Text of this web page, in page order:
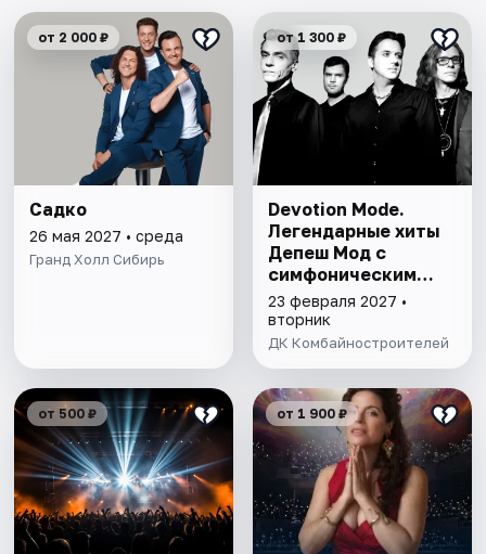
от 2 000 ₽
Садко
26 мая 2027 • среда
Гранд Холл Сибирь
от 1 300 ₽
Devotion Mode.
Легендарные хиты
Депеш Мод с
симфоническим
оркестром
23 февраля 2027 •
вторник
ДК Комбайностроителей
от 500 ₽ от 1 900 ₽